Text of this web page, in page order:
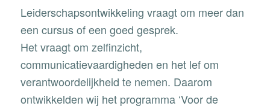
Leiderschapsontwikkeling vraagt om meer dan
een cursus of een goed gesprek.
Het vraagt om zelfinzicht,
communicatievaardigheden en het lef om
verantwoordelijkheid te nemen. Daarom
ontwikkelden wij het programma ‘Voor de